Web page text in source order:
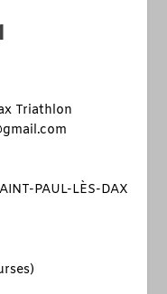
Triathlon
PAUL-LÈS-DAX